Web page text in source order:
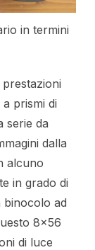
in termini
prismi di
serie da
dalla
alcuno
in grado di
binocolo ad
8×56
di luce